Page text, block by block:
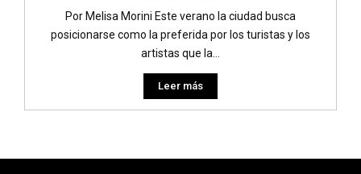
Por Melisa Morini Este verano la ciudad busca
posicionarse como la preferida por los turistas y los
artistas que la...
Leer más